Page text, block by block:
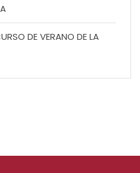
DE VERANO DE LA